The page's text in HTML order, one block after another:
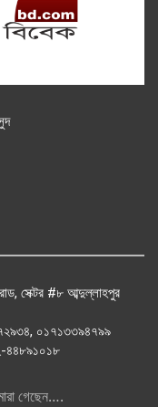
সেক্টর #৮ আব্দুল্লাহপুর
০১৭১৩৩৯৪৭৯৯
৪৪৮৯১০১৮
গেছেন….